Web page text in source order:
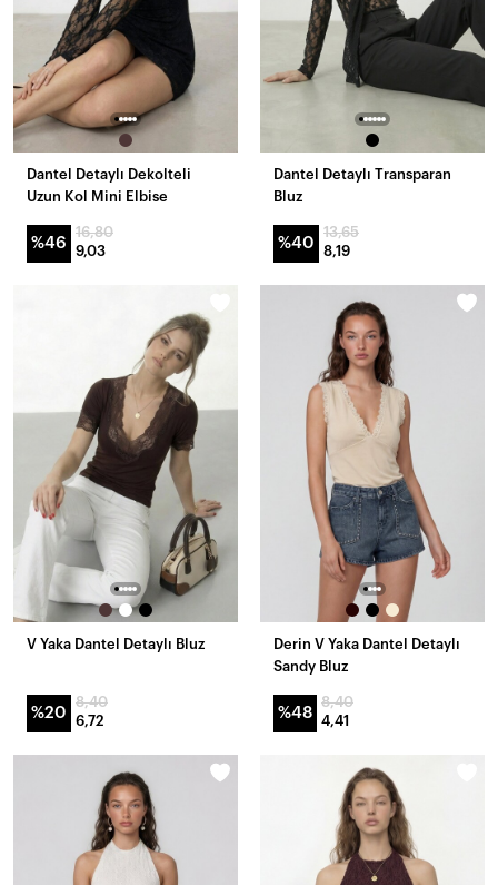
Dantel Detaylı Dekolteli
Uzun Kol Mini Elbise
%46
16,80
9,03
Dantel Detaylı Transparan
Bluz
%40
13,65
8,19
V Yaka Dantel Detaylı Bluz
%20
8,40
6,72
Derin V Yaka Dantel Detaylı
Sandy Bluz
%48
8,40
4,41